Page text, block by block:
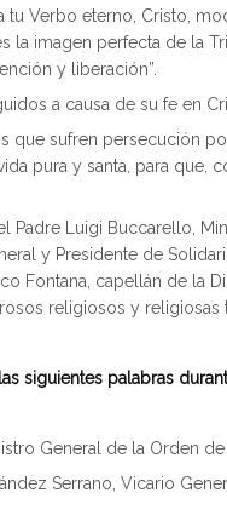
Verbo eterno, Cristo,
la imagen perfecta de la
y liberación”.
a causa de su fe en
que sufren persecución
pura y santa, para que,
Padre Luigi Buccarello,
y Presidente de
Fontana, capellán de la
religiosos y religiosas
siguientes palabras
General de la Orden
Serrano, Vicario